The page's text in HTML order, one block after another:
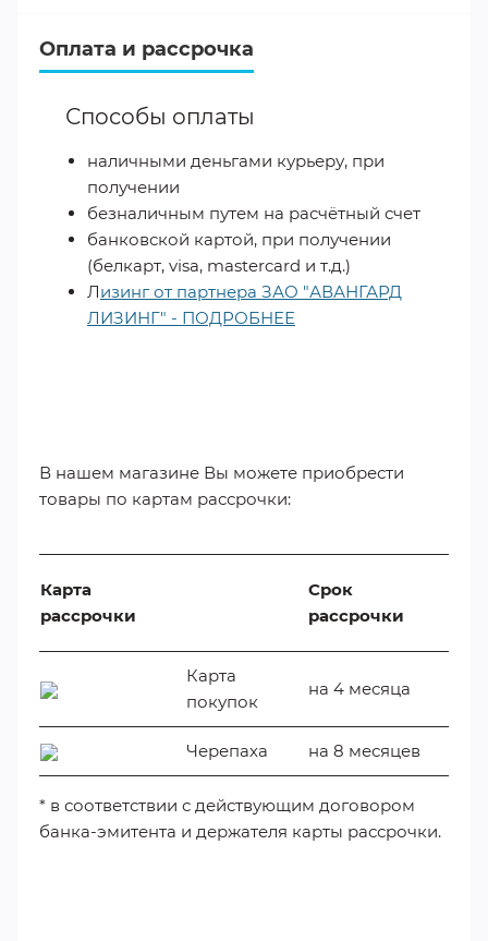
Оплата и рассрочка
Способы оплаты
наличными деньгами курьеру, при
получении
безналичным путем на расчётный счет
банковской картой, при получении
(белкарт, visa, mastercard и т.д.)
Лизинг от партнера ЗАО "АВАНГАРД
ЛИЗИНГ" - ПОДРОБНЕЕ
В нашем магазине Вы можете приобрести
товары по картам рассрочки:
Карта
рассрочки
Срок
рассрочки
Карта
покупок
на 4 месяца
Черепаха на 8 месяцев
* в соответствии с действующим договором
банка-эмитента и держателя карты рассрочки.